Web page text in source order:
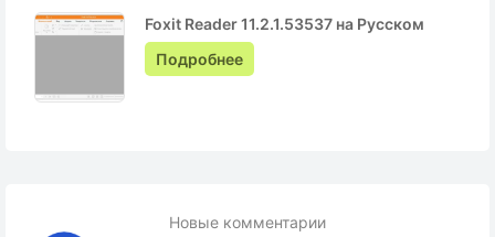
Foxit Reader 11.2.1.53537 на Русском
Подробнее
Новые комментарии